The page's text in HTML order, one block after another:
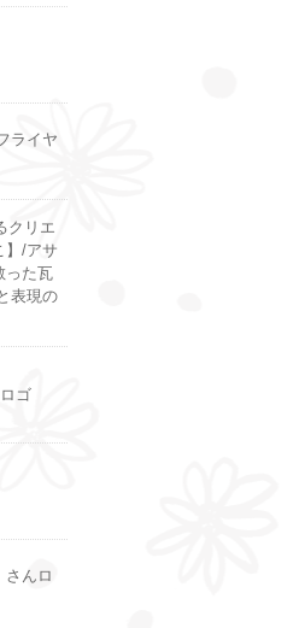
ライヤ
クリエ
】/アサ
った瓦
表現の
ゴ
さんロ